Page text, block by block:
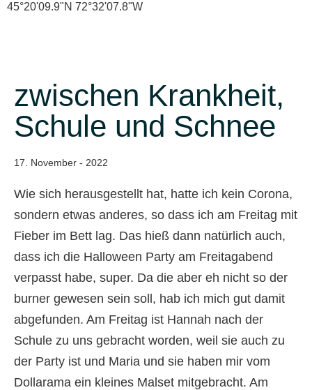
45°20'09.9"N 72°32'07.8"W
zwischen Krankheit,
Schule und Schnee
17. November - 2022
Wie sich herausgestellt hat, hatte ich kein Corona,
sondern etwas anderes, so dass ich am Freitag mit
Fieber im Bett lag. Das hieß dann natürlich auch,
dass ich die Halloween Party am Freitagabend
verpasst habe, super. Da die aber eh nicht so der
burner gewesen sein soll, hab ich mich gut damit
abgefunden. Am Freitag ist Hannah nach der
Schule zu uns gebracht worden, weil sie auch zu
der Party ist und Maria und sie haben mir vom
Dollarama ein kleines Malset mitgebracht. Am